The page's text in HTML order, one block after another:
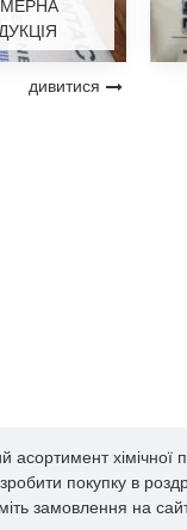
продукцію, але
дивитися
хімічної
покупку в
замовлення на